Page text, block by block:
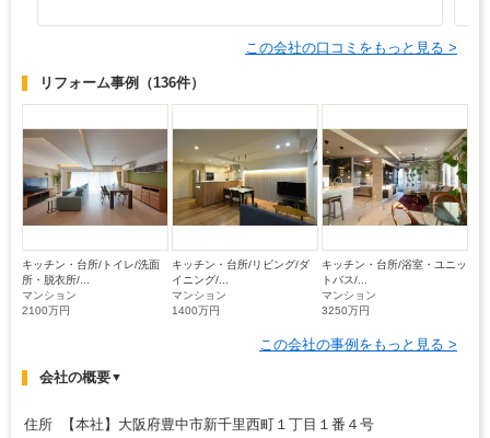
この会社の口コミをもっと見る >
リフォーム事例 （136件）
キッチン・台所/トイレ/洗面
所・脱衣所/...
マンション
2100万円
キッチン・台所/リビング/ダ
イニング/...
マンション
1400万円
キッチン・台所/浴室・ユニッ
トバス/...
マンション
3250万円
この会社の事例をもっと見る >
会社の概要▼
住所 【本社】大阪府豊中市新千里西町１丁目１番４号